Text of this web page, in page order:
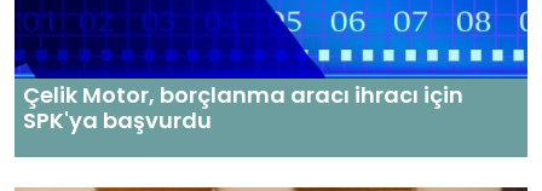
Çelik Motor, borçlanma aracı ihracı için
SPK'ya başvurdu